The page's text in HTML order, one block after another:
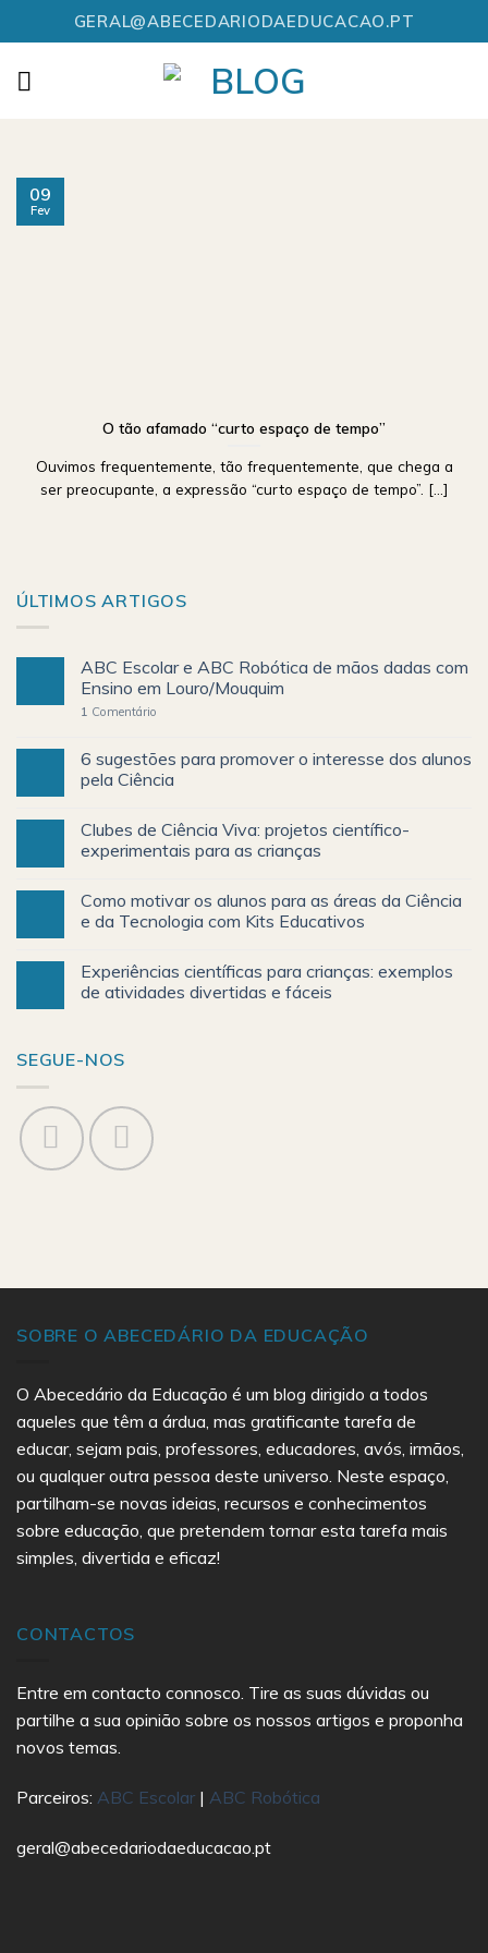
to
content
GERAL@ABECEDARIODAEDUCACAO.PT
O tão afamado “curto espaço de tempo”
Ouvimos frequentemente, tão frequentemente, que chega a
ser preocupante, a expressão “curto espaço de tempo”. [...]
09
Fev
ÚLTIMOS ARTIGOS
ABC Escolar e ABC Robótica de mãos dadas com
Ensino em Louro/Mouquim
1 Comentário
6 sugestões para promover o interesse dos alunos
pela Ciência
Clubes de Ciência Viva: projetos científico-
experimentais para as crianças
Como motivar os alunos para as áreas da Ciência
e da Tecnologia com Kits Educativos
Experiências científicas para crianças: exemplos
de atividades divertidas e fáceis
SEGUE-NOS
SOBRE O ABECEDÁRIO DA EDUCAÇÃO
O Abecedário da Educação é um blog dirigido a todos
aqueles que têm a árdua, mas gratificante tarefa de
educar, sejam pais, professores, educadores, avós, irmãos,
ou qualquer outra pessoa deste universo. Neste espaço,
partilham-se novas ideias, recursos e conhecimentos
sobre educação, que pretendem tornar esta tarefa mais
simples, divertida e eficaz!
CONTACTOS
Entre em contacto connosco. Tire as suas dúvidas ou
partilhe a sua opinião sobre os nossos artigos e proponha
novos temas.
Parceiros: ABC Escolar | ABC Robótica
geral@abecedariodaeducacao.pt